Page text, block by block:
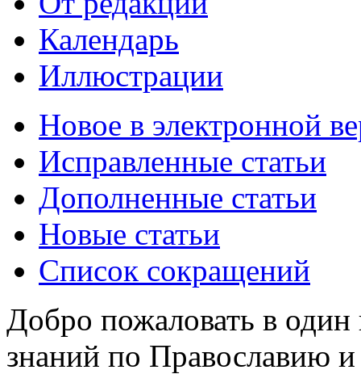
Календарь
Иллюстрации
Новое в электронной
Исправленные статьи
Дополненные статьи
Новые статьи
Список сокращений
Добро пожаловать в
знаний по Православию